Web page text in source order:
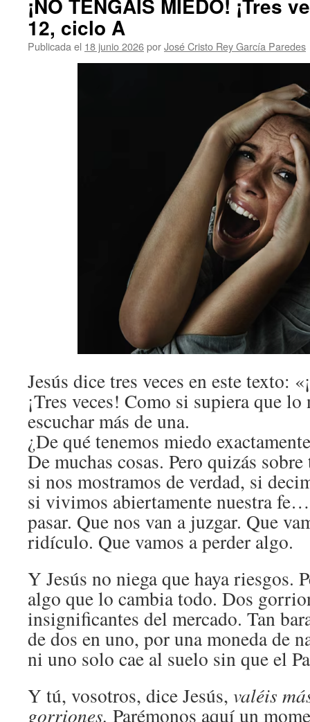
¡NO TENGÁIS MIEDO! ¡Tres
12, ciclo A
Publicada el 18 junio 2026porJosé Cristo Rey García Paredes
Jesús dice tres veces en este texto:
¡Tres veces! Como si supiera que lo
escuchar más de una.
¿De qué tenemos miedo
De muchas cosas. Pero quizás
si nos mostramos de verdad, si
si vivimos abiertamente nuestra
pasar. Que nos van a juzgar. Que
ridículo. Que vamos a perder algo.
Y Jesús no niega que haya riesgos.
algo que lo cambia todo. Dos
insignificantes del mercado. Tan
de dos en uno, por una moneda de
ni uno solo cae al suelo sin que el
Y tú, vosotros, dice Jesús, valéis
gorriones. Parémonos aquí un